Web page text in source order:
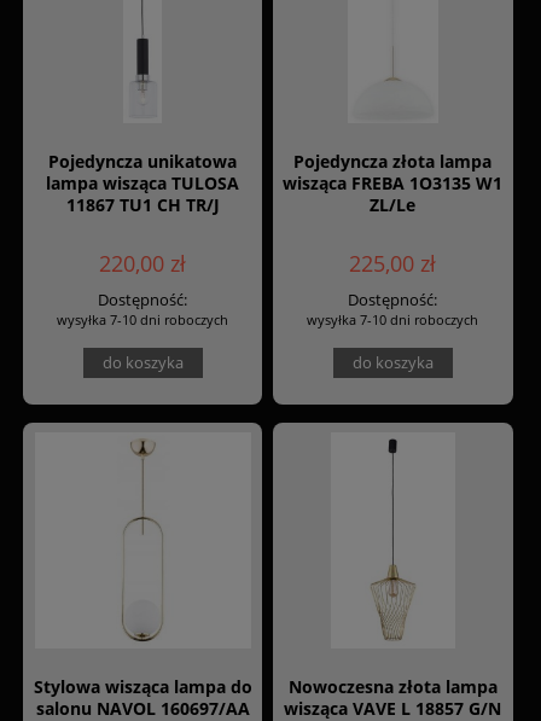
Pojedyncza unikatowa
lampa wisząca TULOSA
11867 TU1 CH TR/J
220,00 zł
Dostępność:
wysyłka 7-10 dni roboczych
do koszyka
Pojedyncza złota lampa
wisząca FREBA 1O3135 W1
ZL/Le
225,00 zł
Dostępność:
wysyłka 7-10 dni roboczych
do koszyka
Stylowa wisząca lampa do
salonu NAVOL 160697/AA
Nowoczesna złota lampa
wisząca VAVE L 18857 G/N